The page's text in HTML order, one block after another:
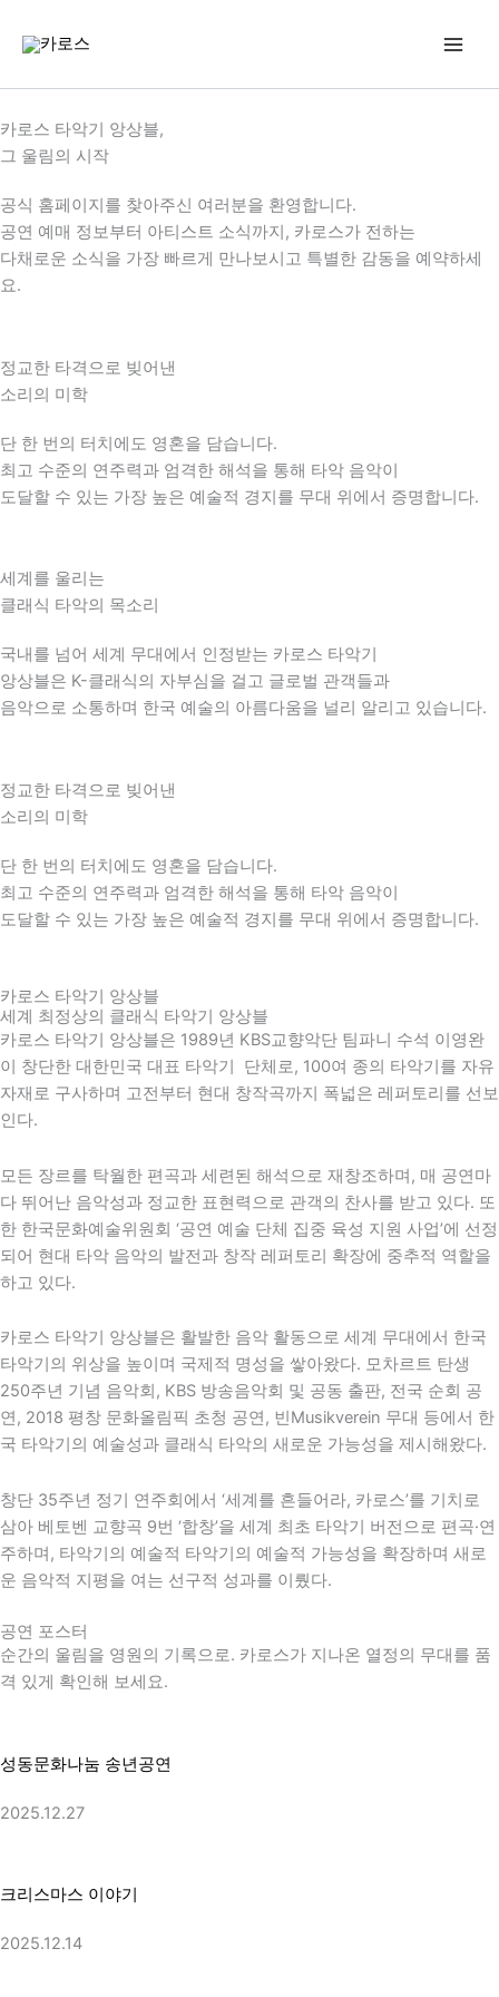
로
건
너
기
카로스 타악기 앙상블,
그 울림의 시작
공식 홈페이지를 찾아주신 여러분을 환영합니다.
공연 예매 정보부터 아티스트 소식까지, 카로스가 전하는
다채로운 소식을 가장 빠르게 만나보시고 특별한 감동을 예약하세
요.
정교한 타격으로 빚어낸
소리의 미학
단 한 번의 터치에도 영혼을 담습니다.
최고 수준의 연주력과 엄격한 해석을 통해 타악 음악이
도달할 수 있는 가장 높은 예술적 경지를 무대 위에서 증명합니다.
세계를 울리는
클래식 타악의 목소리
국내를 넘어 세계 무대에서 인정받는 카로스 타악기
앙상블은 K-클래식의 자부심을 걸고 글로벌 관객들과
음악으로 소통하며 한국 예술의 아름다움을 널리 알리고 있습니다.
정교한 타격으로 빚어낸
소리의 미학
단 한 번의 터치에도 영혼을 담습니다.
최고 수준의 연주력과 엄격한 해석을 통해 타악 음악이
도달할 수 있는 가장 높은 예술적 경지를 무대 위에서 증명합니다.
카로스 타악기 앙상블
세계 최정상의 클래식 타악기 앙상블
카로스 타악기 앙상블은 1989년 KBS교향악단 팀파니 수석 이영완
이 창단한 대한민국 대표 타악기 단체로, 100여 종의 타악기를 자유
자재로 구사하며 고전부터 현대 창작곡까지 폭넓은 레퍼토리를 선보
인다.
모든 장르를 탁월한 편곡과 세련된 해석으로 재창조하며, 매 공연마
다 뛰어난 음악성과 정교한 표현력으로 관객의 찬사를 받고 있다. 또
한 한국문화예술위원회 ‘공연 예술 단체 집중 육성 지원 사업’에 선정
되어 현대 타악 음악의 발전과 창작 레퍼토리 확장에 중추적 역할을
하고 있다.
카로스 타악기 앙상블은 활발한 음악 활동으로 세계 무대에서 한국
타악기의 위상을 높이며 국제적 명성을 쌓아왔다. 모차르트 탄생
250주년 기념 음악회, KBS 방송음악회 및 공동 출판, 전국 순회 공
연, 2018 평창 문화올림픽 초청 공연, 빈Musikverein 무대 등에서 한
국 타악기의 예술성과 클래식 타악의 새로운 가능성을 제시해왔다.
창단 35주년 정기 연주회에서 ‘세계를 흔들어라, 카로스’를 기치로
삼아 베토벤 교향곡 9번 ‘합창’을 세계 최초 타악기 버전으로 편곡·연
주하며, 타악기의 예술적 타악기의 예술적 가능성을 확장하며 새로
운 음악적 지평을 여는 선구적 성과를 이뤘다.
공연 포스터
순간의 울림을 영원의 기록으로. 카로스가 지나온 열정의 무대를 품
격 있게 확인해 보세요.
성동문화나눔 송년공연
2025.12.27
크리스마스 이야기
2025.12.14